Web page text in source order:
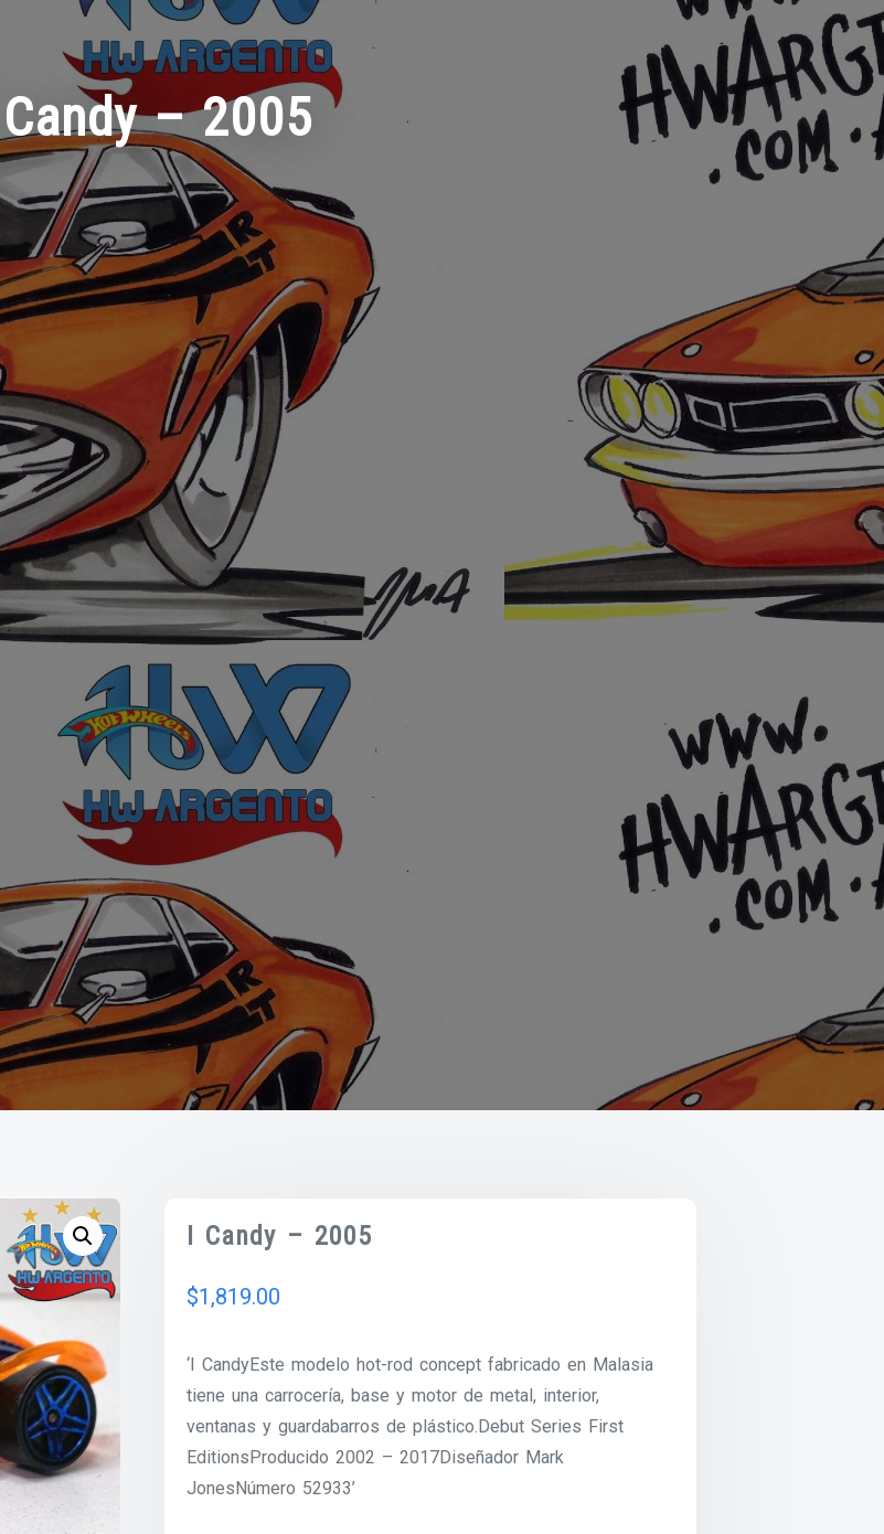
– 2005
I Candy – 2005
$1,819.00
‘I CandyEste modelo hot-rod concept fabricado en Malasia
tiene una carrocería, base y motor de metal, interior,
ventanas y guardabarros de plástico.Debut Series First
EditionsProducido 2002 – 2017Diseñador Mark
JonesNúmero 52933’